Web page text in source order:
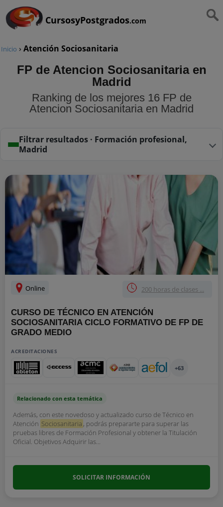
CursosyPostgrados.com
Inicio › Atención Sociosanitaria
FP de Atencion Sociosanitaria en
Madrid
Ranking de los mejores 16 FP de
Atencion Sociosanitaria en Madrid
Filtrar resultados · Formación profesional,
Madrid
Online 200 horas de clases ...
CURSO DE TÉCNICO EN ATENCIÓN
SOCIOSANITARIA CICLO FORMATIVO DE FP DE
GRADO MEDIO
ACREDITACIONES
+63
Relacionado con esta temática
Además, con este novedoso y actualizado curso de Técnico en
Atención Sociosanitaria , podrás prepararte para superar las
pruebas libres de Formación Profesional y obtener la Titulación
Oficial. Objetivos Adquirir las...
SOLICITAR INFORMACIÓN